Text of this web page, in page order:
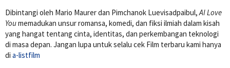
Dibintangi oleh Mario Maurerdan Pimchanok Luevisadpaibul,AI Love
Youmemadukan unsur romansa, komedi, dan fiksi ilmiah dalam kisah
yang hangat tentang cinta, identitas, dan perkembangan teknologi
di masa depan. Jangan lupa untuk selalu cek Film terbaru kami hanya
di a-listfilm